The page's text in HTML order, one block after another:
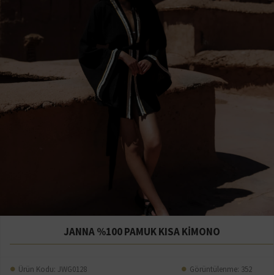
JANNA %100 PAMUK KISA KİMONO
Ürün Kodu: JWG0128 Görüntülenme: 352